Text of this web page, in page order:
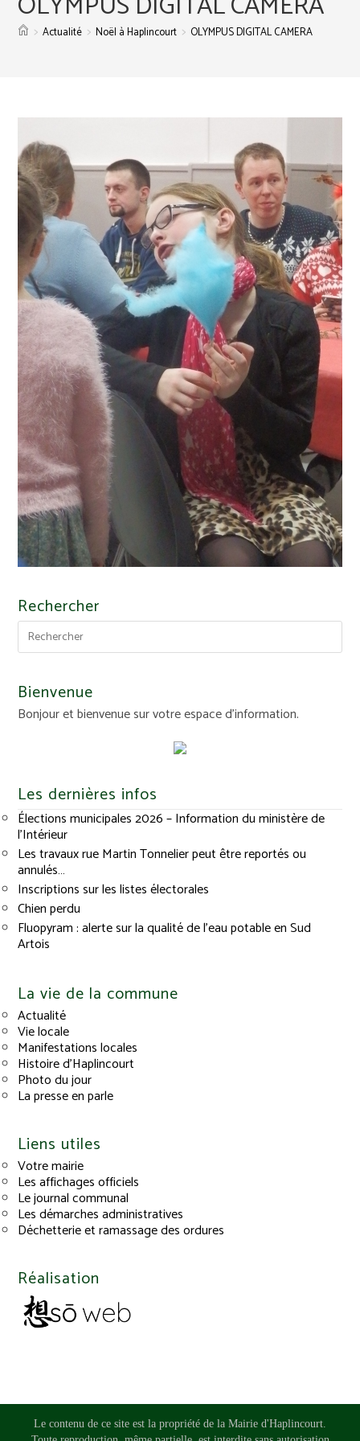
> Actualité > Noël à Haplincourt > OLYMPUS DIGITAL CAMERA
Rechercher
Bienvenue
Bonjour et bienvenue sur votre espace d'information.
Les dernières infos
Élections municipales 2026 – Information du ministère de
l’Intérieur
Les travaux rue Martin Tonnelier peut être reportés ou
annulés…
Inscriptions sur les listes électorales
Chien perdu
Fluopyram : alerte sur la qualité de l’eau potable en Sud
Artois
La vie de la commune
Actualité
Vie locale
Manifestations locales
Histoire d’Haplincourt
Photo du jour
La presse en parle
Liens utiles
Votre mairie
Les affichages officiels
Le journal communal
Les démarches administratives
Déchetterie et ramassage des ordures
Réalisation
Le contenu de ce site est la propriété de la Mairie d'Haplincourt.